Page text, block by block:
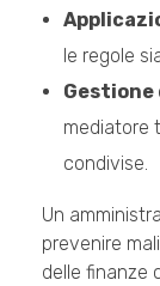
le regole
mediatore
condivise.
Un
prevenire
delle finanze